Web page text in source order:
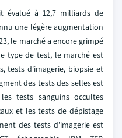
évalué à 12,7 milliards de
une légère augmentation
le marché a encore grimpé
type de test, le marché est
tests d'imagerie, biopsie et
des tests des selles est
tests sanguins occultes
et les tests de dépistage
des tests d'imagerie est